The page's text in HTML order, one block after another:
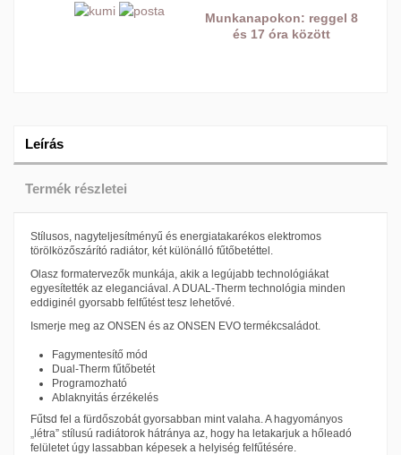
Munkanapokon: reggel 8
és 17 óra között
Leírás
Termék részletei
Stílusos, nagyteljesítményű és energiatakarékos elektromos
törölközőszárító radiátor, két különálló fűtőbetéttel.
Olasz formatervezők munkája, akik a legújabb technológiákat
egyesítették az eleganciával. A DUAL-Therm technológia minden
eddiginél gyorsabb felfűtést tesz lehetővé.
Ismerje meg az ONSEN és az ONSEN EVO termékcsaládot.
Fagymentesítő mód
Dual-Therm fűtőbetét
Programozható
Ablaknyitás érzékelés
Fűtsd fel a fürdőszobát gyorsabban mint valaha. A hagyományos
„létra” stílusú radiátorok hátránya az, hogy ha letakarjuk a hőleadó
felületet úgy lassabban képesek a helyiség felfűtésére.